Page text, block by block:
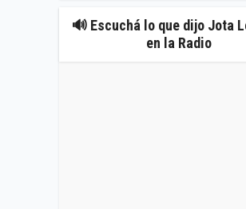
🔊 Escuchá lo que dijo Jota
en la Radio